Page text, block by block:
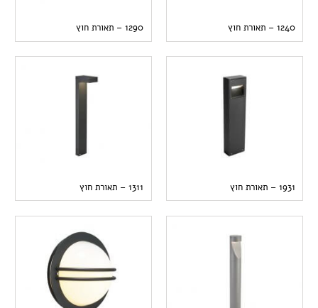
1240 – תאורת חוץ 1290 – תאורת חוץ
1931 – תאורת חוץ 1311 – תאורת חוץ